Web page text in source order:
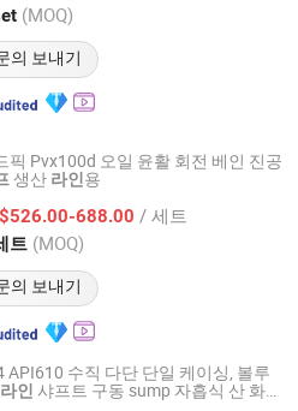
(MOQ)
의 보내기
후 2015
픽 Pvx100d 오일 윤활 회전 베인 진공
생산 라인용
688.00 / 세트
트 (MOQ)
의 보내기
Technology Co., Ltd.
이후 2025
API610 수직 다단 단일 케이싱, 볼루
라인 샤프트 구동 sump 자흡식 산 화학
Co., Ltd.